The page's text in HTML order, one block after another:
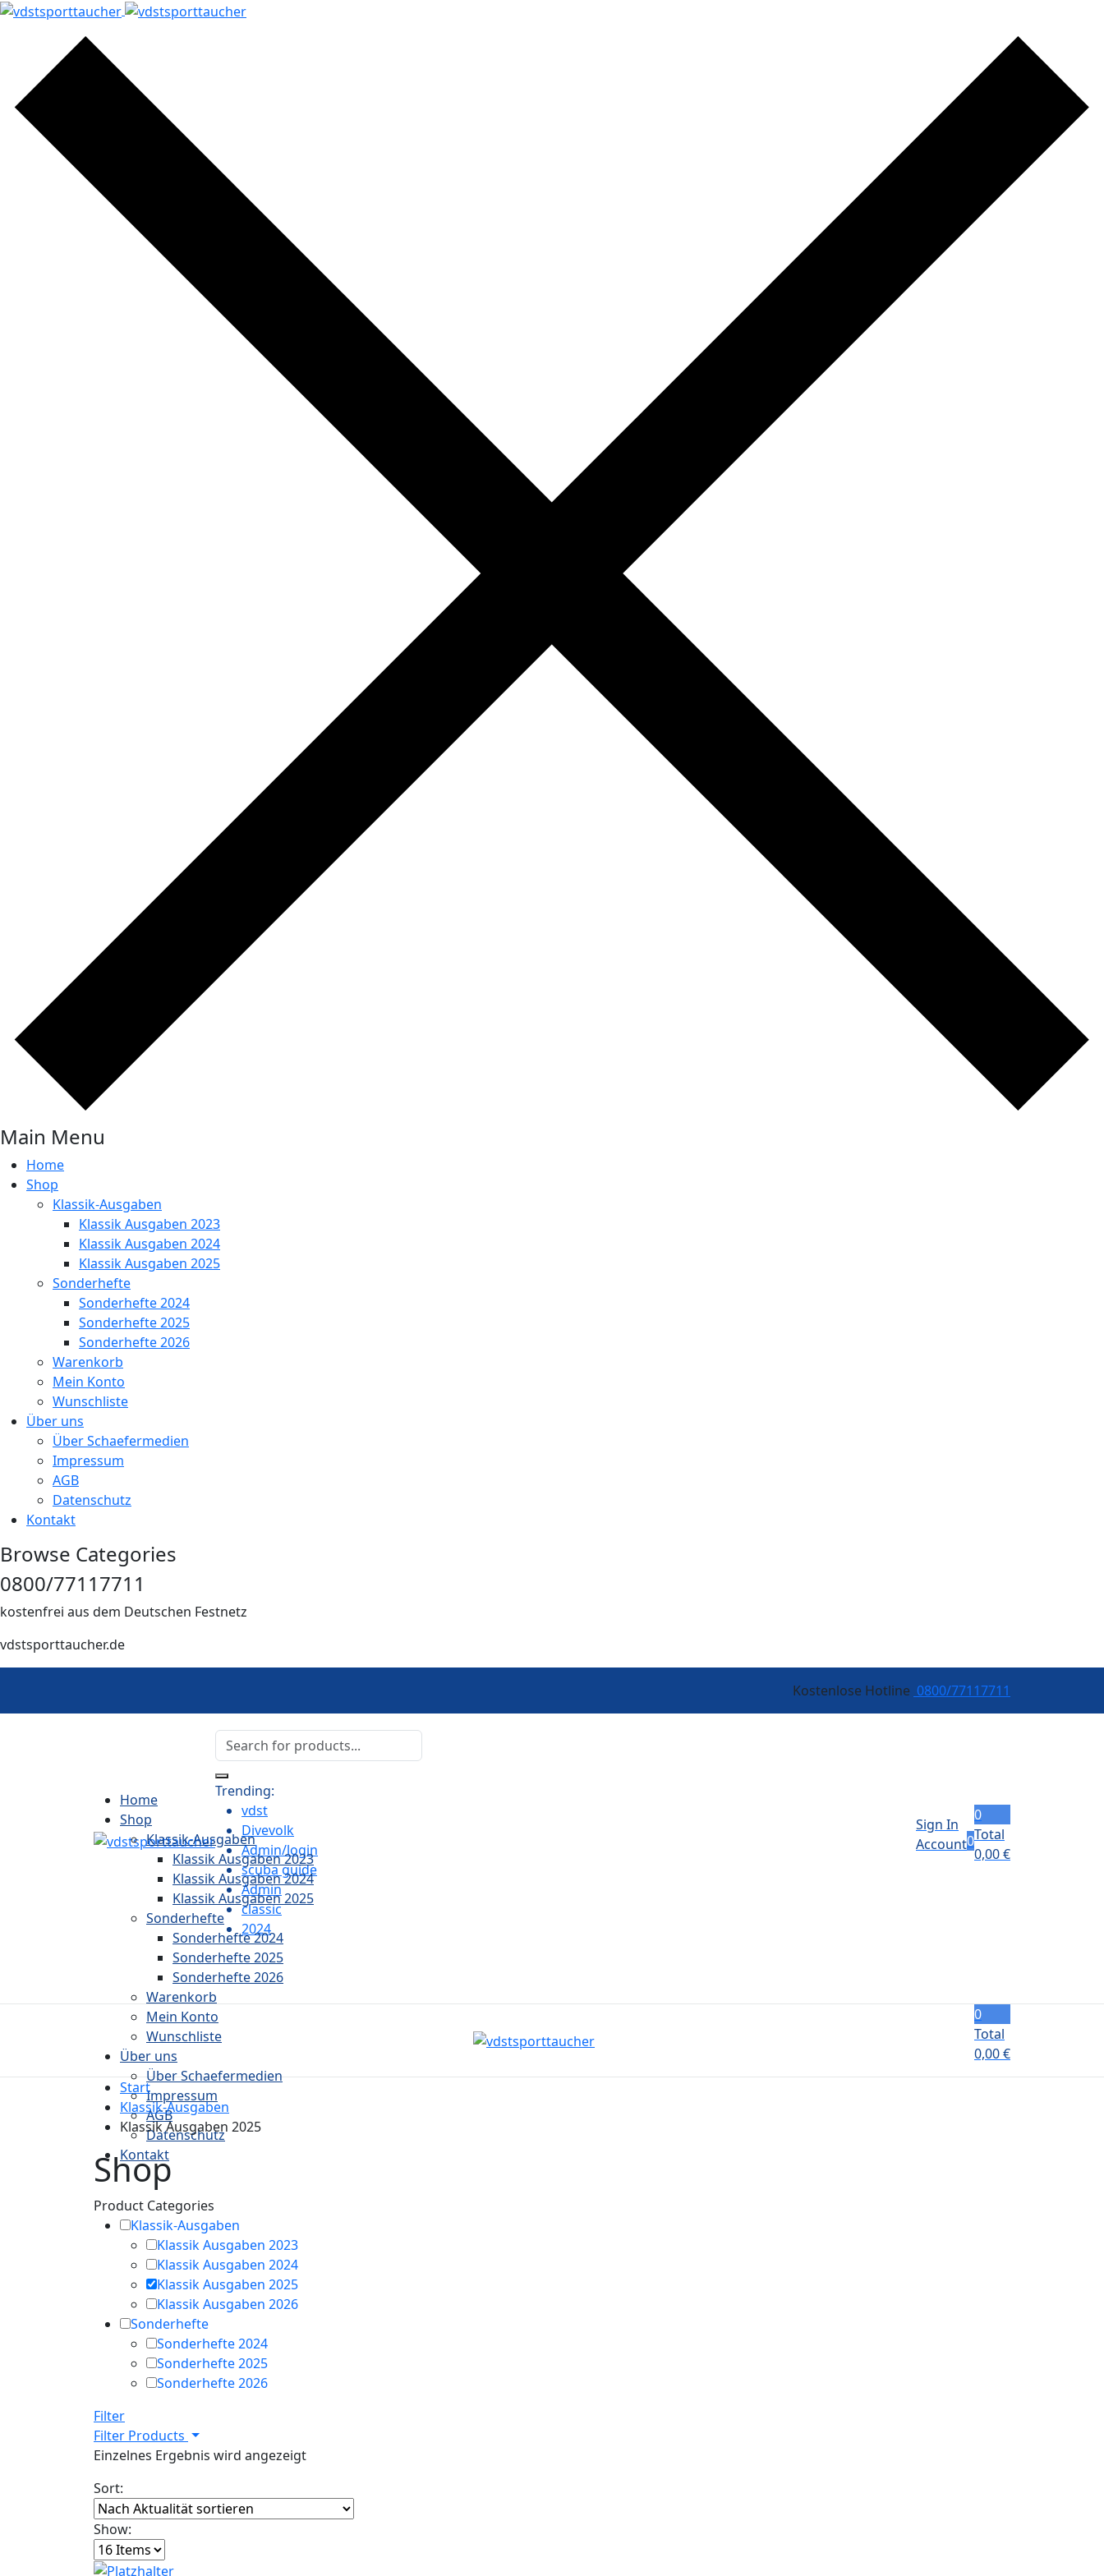
Main Menu
Home
Shop
Klassik-Ausgaben
Klassik Ausgaben 2023
Klassik Ausgaben 2024
Klassik Ausgaben 2025
Sonderhefte
Sonderhefte 2024
Sonderhefte 2025
Sonderhefte 2026
Warenkorb
Mein Konto
Wunschliste
Über uns
Über Schaefermedien
Impressum
AGB
Datenschutz
Kontakt
Browse Categories
0800/77117711
kostenfrei aus dem Deutschen Festnetz
vdstsporttaucher.de
Kostenlose Hotline 0800/77117711
Trending:
vdst
Divevolk
Admin/login
scuba guide
Admin
classic
2024
Sign In
Account0
0
Total
0,00€
Home
Shop
Klassik-Ausgaben
Klassik Ausgaben 2023
Klassik Ausgaben 2024
Klassik Ausgaben 2025
Sonderhefte
Sonderhefte 2024
Sonderhefte 2025
Sonderhefte 2026
Warenkorb
Mein Konto
Wunschliste
Über uns
Über Schaefermedien
Impressum
AGB
Datenschutz
Kontakt
0
Total
0,00€
Start
Klassik-Ausgaben
Klassik Ausgaben 2025
Shop
Product Categories
Klassik-Ausgaben
Klassik Ausgaben 2023
Klassik Ausgaben 2024
Klassik Ausgaben 2025
Klassik Ausgaben 2026
Sonderhefte
Sonderhefte 2024
Sonderhefte 2025
Sonderhefte 2026
Filter
Filter Products
Einzelnes Ergebnis wird angezeigt
Sort:
Show: